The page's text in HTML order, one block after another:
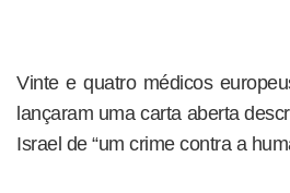
Vinte e quatro médicos
lançaram uma carta aberta
Israel de “um crime contra a